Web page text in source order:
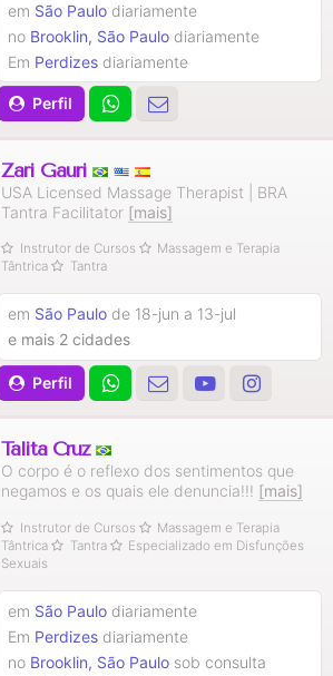
Perfil
em São Paulo diariamente
no Brooklin, São Paulo diariamente
Em Perdizes diariamente
Zari Gauri
USA Licensed Massage Therapist | BRA
Tantra Facilitator [mais]
Instrutor de Cursos
Massagem e Terapia
Tântrica
Tantra
Perfil
em São Paulo de 18-jun a 13-jul
e mais 2 cidades
Talita Cruz
O corpo é o reflexo dos sentimentos que
negamos e os quais ele denuncia!!! [mais]
Instrutor de Cursos
Massagem e Terapia
Tântrica
Tantra
Especializado em Disfunções
Sexuais
em São Paulo diariamente
Em Perdizes diariamente
no Brooklin, São Paulo sob consulta